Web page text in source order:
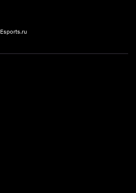
Esports.ru